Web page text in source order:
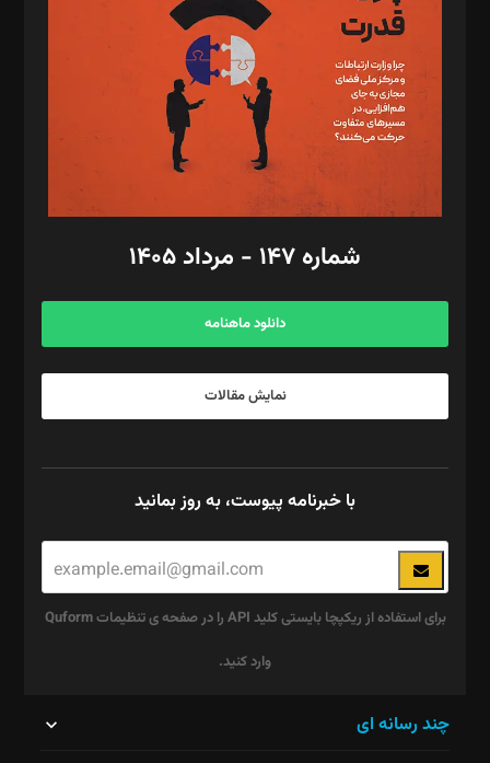
رستمی،مصطفی باستان
ویرایش: نگار استاد‌‌آقا
طراح یونیفرم: مجید توکلی
فیلمبرداری و عکاسی: امیر شفیعی، مانی لطفی زاده
گرافیک و صفحه‌آرایی: سید‌سبحان‌علی ثابت
مد‌یر توسعه تجاری: کامبیز برید‌
امور مالی: شاپور رهبری، محمد‌ کاظمی‌نیا
آگهی و مشترکین: ۰۹۱۹۹۹۹۰۴۵۴
شماره ۱۴۷ - مرداد ۱۴۰۵
دانلود ماهنامه
نمایش مقالات
با خبرنامه پیوست، به روز بمانید
برای استفاده از ریکپچا بایستی کلید API را در صفحه ی تنظیمات Quform
وارد کنید.
چند رسانه ای